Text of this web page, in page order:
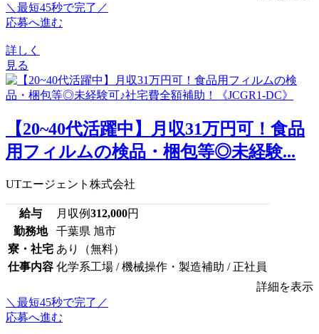
＼最短45秒で完了／
応募へ進む
詳しく
見る
【20~40代活躍中】月収31万円可！食品
用フィルムの検品・梱包等◎未経験...
UTエージェント株式会社
給与 月収例312,000円
勤務地
千葉県 旭市
寮・社宅 あり（無料）
仕事内容 化学系工場 / 機械操作・製造補助 / 正社員
詳細を表示
＼最短45秒で完了／
応募へ進む